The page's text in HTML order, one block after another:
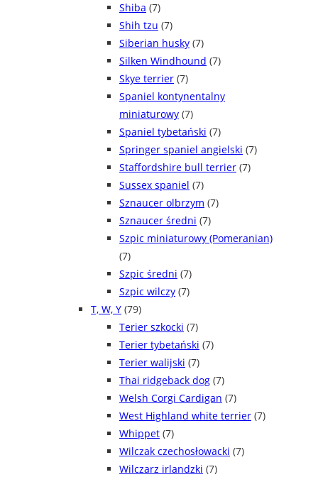
Shiba (7)
Shih tzu (7)
Siberian husky (7)
Silken Windhound (7)
Skye terrier (7)
Spaniel kontynentalny
miniaturowy (7)
Spaniel tybetański (7)
Springer spaniel angielski (7)
Staffordshire bull terrier (7)
Sussex spaniel (7)
Sznaucer olbrzym (7)
Sznaucer średni (7)
Szpic miniaturowy (Pomeranian)
(7)
Szpic średni (7)
Szpic wilczy (7)
T, W, Y (79)
Terier szkocki (7)
Terier tybetański (7)
Terier walijski (7)
Thai ridgeback dog (7)
Welsh Corgi Cardigan (7)
West Highland white terrier (7)
Whippet (7)
Wilczak czechosłowacki (7)
Wilczarz irlandzki (7)